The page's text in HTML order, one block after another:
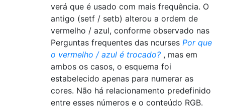
verá que é usado com mais frequência. O
antigo (setf / setb) alterou a ordem de
vermelho / azul, conforme observado nas
Perguntas frequentes das ncurses Por que
o vermelho / azul é trocado? , mas em
ambos os casos, o esquema foi
estabelecido apenas para numerar as
cores. Não há relacionamento predefinido
entre esses números e o conteúdo RGB.